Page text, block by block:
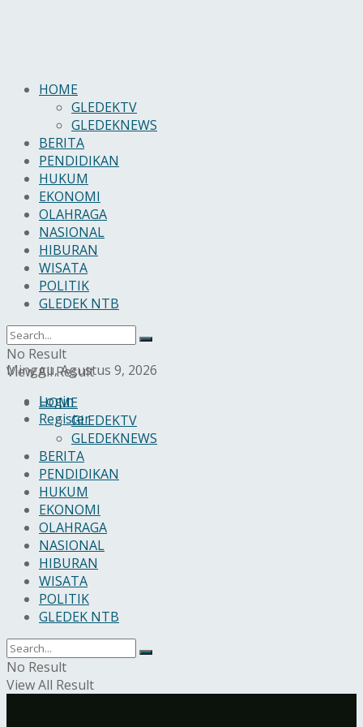
Minggu, Agustus 9, 2026
Login
Register
HOME
GLEDEKTV
GLEDEKNEWS
BERITA
PENDIDIKAN
HUKUM
EKONOMI
OLAHRAGA
NASIONAL
HIBURAN
WISATA
POLITIK
GLEDEK NTB
No Result
View All Result
HOME
GLEDEKTV
GLEDEKNEWS
BERITA
PENDIDIKAN
HUKUM
EKONOMI
OLAHRAGA
NASIONAL
HIBURAN
WISATA
POLITIK
GLEDEK NTB
No Result
View All Result